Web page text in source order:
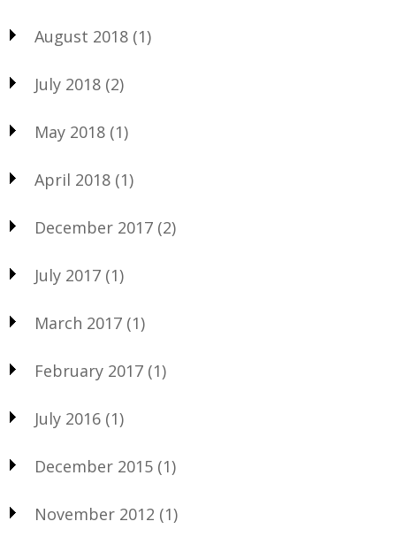
August 2018 (1)
July 2018 (2)
May 2018 (1)
April 2018 (1)
December 2017 (2)
July 2017 (1)
March 2017 (1)
February 2017 (1)
July 2016 (1)
December 2015 (1)
November 2012 (1)